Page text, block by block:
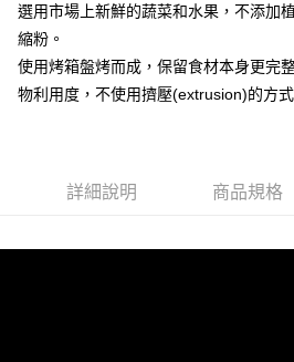
選用市場上新鮮的蔬菜和水果，不添加
縮粉。
使用烤箱盤烤而成，保留食材本身更完
物利用度，不使用擠壓(extrusion)的方式
詳細說明 商品規格